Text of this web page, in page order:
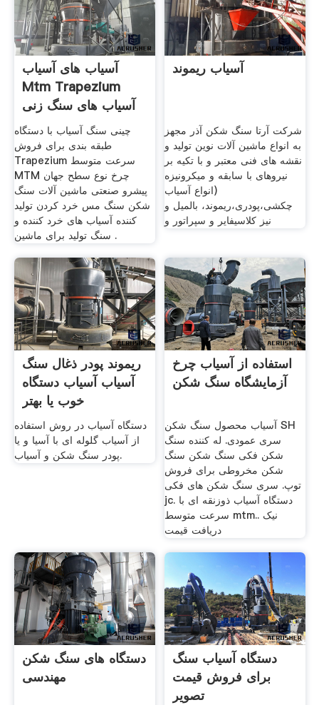
آسیاب های آسیاب
Mtm Trapezium
آسیاب های سنگ زنی
چینی سنگ آسیاب با دستگاه
طبقه بندی برای فروش
Trapezium سرعت متوسط
MTM چرخ نوع سطح جهان
پیشرو صنعتی ماشین آلات سنگ
شکن سنگ مس خرد کردن تولید
کننده آسیاب های خرد کننده و
سنگ تولید برای ماشین .
آسیاب ریموند
شرکت آرتا سنگ شکن آذر مجهز
به انواع ماشین آلات نوین تولید و
نقشه های فنی معتبر و با تکیه بر
نیروهای با سابقه و میکرونیزه
(انواع آسیاب
چکشی،پودری،ریموند، بالمیل و
نیز کلاسیفایر و سپراتور و
ریموند پودر ذغال سنگ
آسیاب آسیاب دستگاه
خوب یا بهتر
دستگاه آسیاب در روش استفاده
از آسیاب گلوله ای با آسیا و یا
پودر سنگ شکن و آسیاب.
استفاده از آسیاب چرخ
آزمایشگاه سنگ شکن
آسیاب محصول سنگ شکن SH
سری عمودی. له کننده سنگ
شکن فکی سنگ شکن سنگ
شکن مخروطی برای فروش
توپ. سری سنگ شکن های فکی
jc. دستگاه آسیاب ذوزنقه ای با
سرعت متوسط mtm.نیک .
دریافت قیمت
دستگاه های سنگ شکن
مهندسی
دستگاه آسیاب سنگ
برای فروش قیمت
تصویر